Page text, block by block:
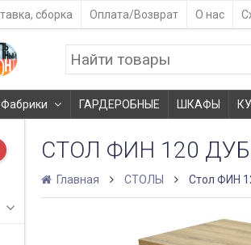
сборка Оплата/Возврат О нас
Фабрики ГАРДЕРОБНЫЕ ШКАФЫ
СТОЛ ФИН 120
Главная СТОЛЫ Стол ФИН